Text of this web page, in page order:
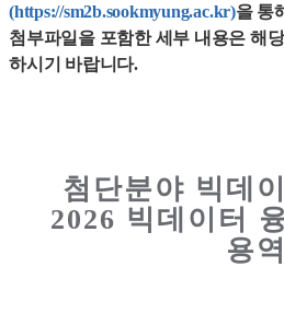
(https://sm2b.sookmyung.ac.kr)을 통
첨부파일을 포함한 세부 내용은 해
하시기 바랍니다.
첨단분야 빅데
2026 빅데이터
용역